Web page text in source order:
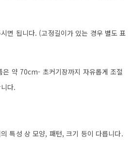
면 됩니다. (고정길이가 있는 경우 별도 표
은 약 70cm- 초커기장까지 자유롭게 조절
다.
특성 상 모양, 패턴, 크기 등이 다릅니다.